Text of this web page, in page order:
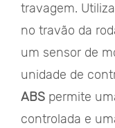
travagem.
no travão da
um sensor de
unidade de
ABS permite
controlada e